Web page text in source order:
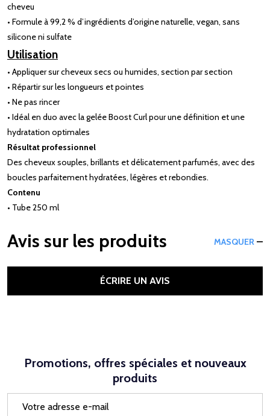
cheveu
• Formule à 99,2 % d’ingrédients d’origine naturelle, vegan, sans
silicone ni sulfate
Utilisation
• Appliquer sur cheveux secs ou humides, section par section
• Répartir sur les longueurs et pointes
• Ne pas rincer
• Idéal en duo avec la gelée Boost Curl pour une définition et une
hydratation optimales
Résultat professionnel
Des cheveux souples, brillants et délicatement parfumés, avec des
boucles parfaitement hydratées, légères et rebondies.
Contenu
• Tube 250 ml
Avis sur les produits MASQUER
ÉCRIRE UN AVIS
Promotions, offres spéciales et nouveaux
produits